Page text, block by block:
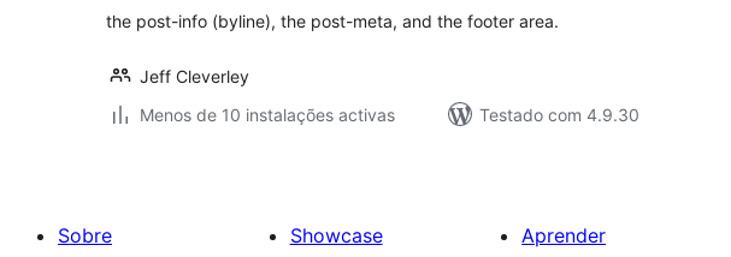
the post-info (byline), the post-meta, and the footer area.
Jeff Cleverley
Menos de 10 instalações activas
Testado com 4.9.30
Sobre
Showcase
Aprender